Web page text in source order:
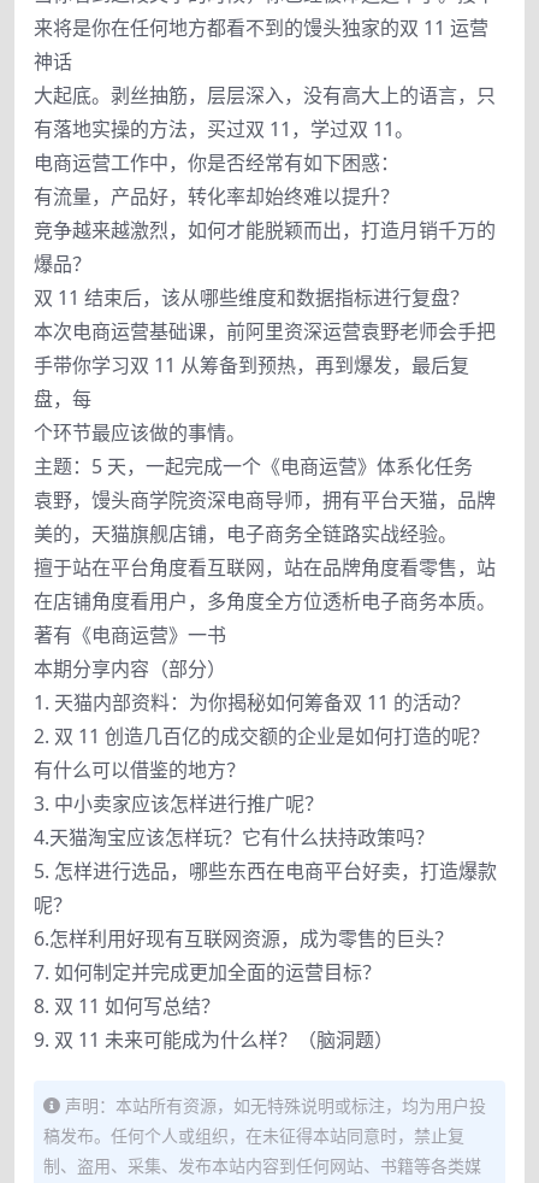
来将是你在任何地方都看不到的馒头独家的双 11 运营
神话
大起底。剥丝抽筋，层层深入，没有高大上的语言，只
有落地实操的方法，买过双 11，学过双 11。
电商运营工作中，你是否经常有如下困惑：
有流量，产品好，转化率却始终难以提升？
竞争越来越激烈，如何才能脱颖而出，打造月销千万的
爆品？
双 11 结束后，该从哪些维度和数据指标进行复盘？
本次电商运营基础课，前阿里资深运营袁野老师会手把
手带你学习双 11 从筹备到预热，再到爆发，最后复
盘，每
个环节最应该做的事情。
主题：5 天，一起完成一个《电商运营》体系化任务
袁野，馒头商学院资深电商导师，拥有平台天猫，品牌
美的，天猫旗舰店铺，电子商务全链路实战经验。
擅于站在平台角度看互联网，站在品牌角度看零售，站
在店铺角度看用户，多角度全方位透析电子商务本质。
著有《电商运营》一书
本期分享内容（部分）
1. 天猫内部资料：为你揭秘如何筹备双 11 的活动？
2. 双 11 创造几百亿的成交额的企业是如何打造的呢？
有什么可以借鉴的地方？
3. 中小卖家应该怎样进行推广呢？
4.天猫淘宝应该怎样玩？它有什么扶持政策吗？
5. 怎样进行选品，哪些东西在电商平台好卖，打造爆款
呢？
6.怎样利用好现有互联网资源，成为零售的巨头？
7. 如何制定并完成更加全面的运营目标？
8. 双 11 如何写总结？
9. 双 11 未来可能成为什么样？（脑洞题）
声明：本站所有资源，如无特殊说明或标注，均为用户投
稿发布。任何个人或组织，在未征得本站同意时，禁止复
制、盗用、采集、发布本站内容到任何网站、书籍等各类媒